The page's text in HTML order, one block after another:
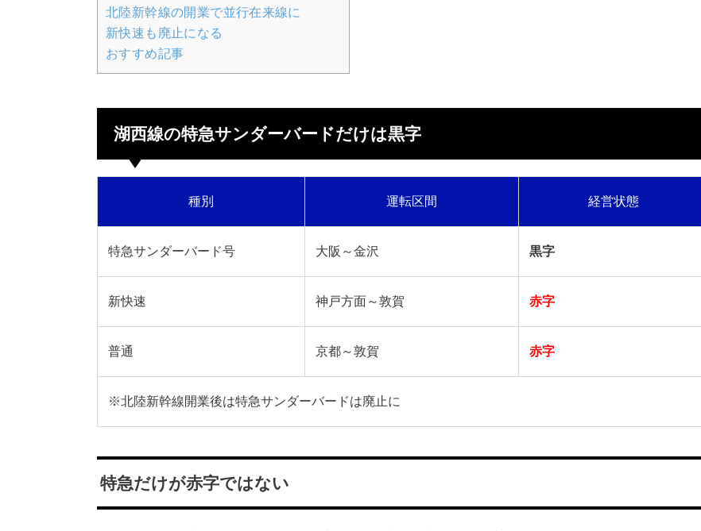
北陸新幹線の開業で並行在来線に
新快速も廃止になる
おすすめ記事
湖西線の特急サンダーバードだけは黒字
種別 運転区間 経営状態
特急サンダーバード号 大阪～金沢 黒字
新快速 神戸方面～敦賀 赤字
普通 京都～敦賀 赤字
※北陸新幹線開業後は特急サンダーバードは廃止に
特急だけが赤字ではない